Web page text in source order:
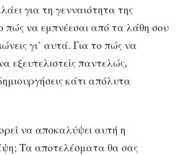
για τη γενναιότητα της
πώς να εμπνέεσαι από τα λάθη σου
γι’ αυτά. Για το πώς να
εξευτελιστείς παντελώς,
κάτι απόλυτα
να αποκαλύψει αυτή η
Τα αποτελέσματα θα σας